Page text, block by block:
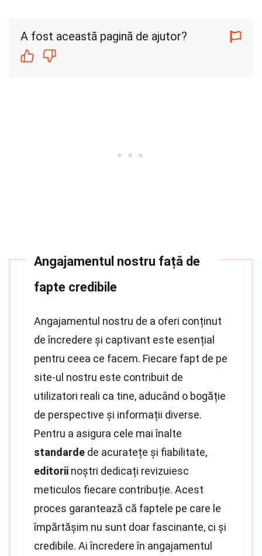
A fost această pagină de ajutor?
Angajamentul nostru față de
fapte credibile
Angajamentul nostru de a oferi conținut
de încredere și captivant este esențial
pentru ceea ce facem. Fiecare fapt de pe
site-ul nostru este contribuit de
utilizatori reali ca tine, aducând o bogăție
de perspective și informații diverse.
Pentru a asigura cele mai înalte
standarde de acuratețe și fiabilitate,
editorii noștri dedicați revizuiesc
meticulos fiecare contribuție. Acest
proces garantează că faptele pe care le
împărtășim nu sunt doar fascinante, ci și
credibile. Ai încredere în angajamentul